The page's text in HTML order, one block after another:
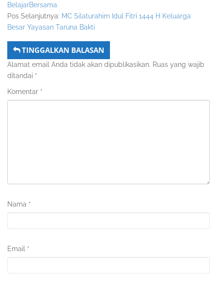
BelajarBersama
Pos Selanjutnya: MC Silaturahim Idul Fitri 1444 H Keluarga
Besar Yayasan Taruna Bakti
TINGGALKAN BALASAN
Alamat email Anda tidak akan dipublikasikan. Ruas yang wajib
ditandai *
Komentar *
Nama *
Email *